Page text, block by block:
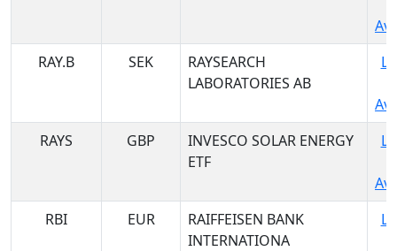
RAY.B
SEK
RAYSEARCH
LABORATORIES AB
RAYS
GBP
INVESCO SOLAR ENERGY
ETF
RBI
EUR
RAIFFEISEN BANK
INTERNATIONA